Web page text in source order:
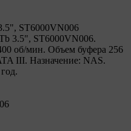
ST6000VN006
3.5", ST6000VN006.
об/мин. Объем буфера 256
III. Назначение: NAS.